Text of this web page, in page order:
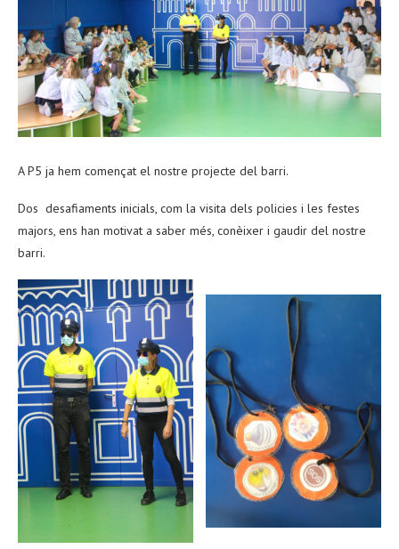
A P5 ja hem començat el nostre projecte del barri.
Dos desafiaments inicials, com la visita dels policies i les festes
majors, ens han motivat a saber més, conèixer i gaudir del nostre
barri.